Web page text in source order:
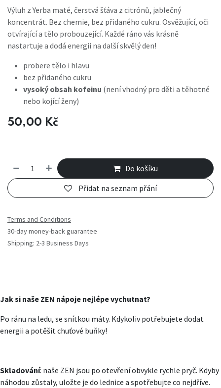
Výluh z Yerba maté, čerstvá šťáva z citrónů, jablečný
koncentrát. Bez chemie, bez přidaného cukru. Osvěžující, oči
otvírající a tělo probouzející. Každé ráno vás krásně
nastartuje a dodá energii na další skvělý den!
probere tělo i hlavu
bez přidaného cukru
vysoký obsah kofeinu (není vhodný pro děti a těhotné
nebo kojící ženy)
50,00 Kč
Do košíku
Přidat na seznam přání
Terms and Conditions
30-day money-back guarantee
Shipping: 2-3 Business Days
Jak si naše ZEN nápoje nejlépe vychutnat?
Po ránu na ledu, se snítkou máty. Kdykoliv potřebujete dodat
energii a potěšit chuťové buňky!
Skladování: naše ZEN jsou po otevření obvykle rychle pryč. Kdyby
náhodou zůstaly, uložte je do lednice a spotřebujte co nejdříve.